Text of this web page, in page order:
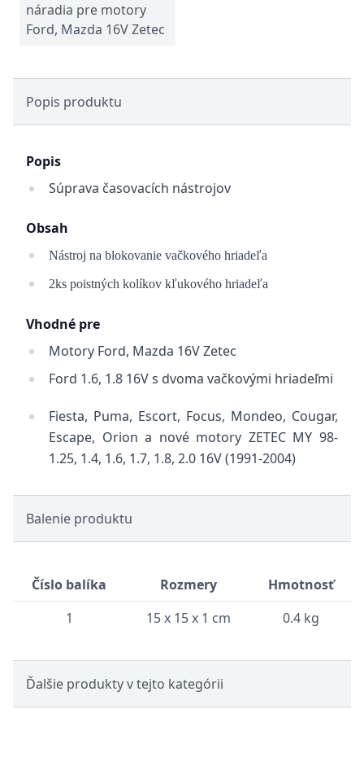
náradia pre motory
Ford, Mazda 16V Zetec
Popis produktu
Popis
Súprava časovacích nástrojov
Obsah
Nástroj na blokovanie vačkového hriadeľa
2ks poistných kolíkov kľukového hriadeľa
Vhodné pre
Motory Ford, Mazda 16V Zetec
Ford 1.6, 1.8 16V s dvoma vačkovými hriadeľmi
Fiesta, Puma, Escort, Focus, Mondeo, Cougar,
Escape, Orion a nové motory ZETEC MY 98-
1.25, 1.4, 1.6, 1.7, 1.8, 2.0 16V (1991-2004)
Balenie produktu
Číslo balíka Rozmery
Hmotnosť
1
15 x 15 x 1 cm 0.4 kg
Ďalšie produkty v tejto kategórii